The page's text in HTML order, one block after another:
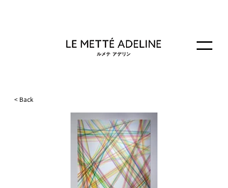
< Back